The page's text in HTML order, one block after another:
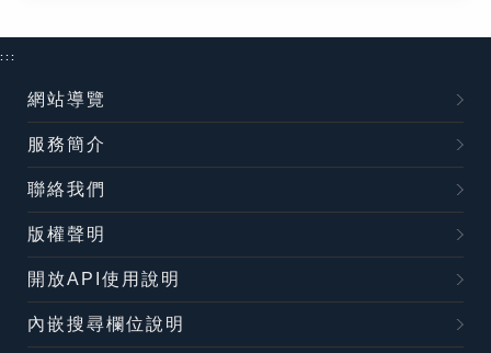
:::
網站導覽
服務簡介
聯絡我們
版權聲明
開放API使用說明
內嵌搜尋欄位說明